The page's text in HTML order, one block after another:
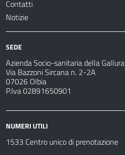
Contatti
Notizie
SEDE
Azienda Socio-sanitaria della Gallura
Via Bazzoni Sircana n. 2-2A
07026 Olbia
P.Iva 02891650901
NUMERI UTILI
1533 Centro unico di prenotazione